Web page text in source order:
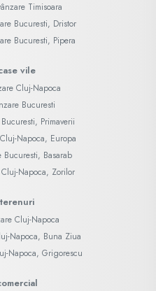
Timisoara
Bucuresti, Dristor
Bucuresti, Pipera
vile
Cluj-Napoca
Bucuresti
Primaverii
Napoca, Europa
Bucuresti, Basarab
Napoca, Zorilor
Cluj-Napoca
Napoca, Buna Ziua
Napoca, Grigorescu